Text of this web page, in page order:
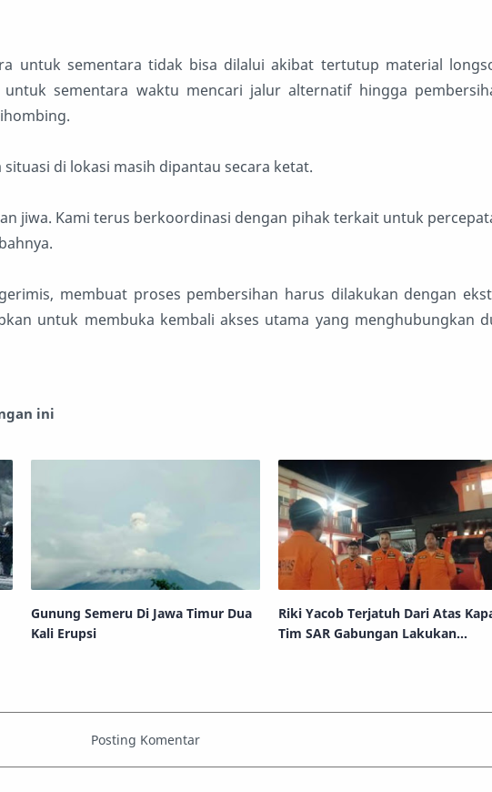
untuk sementara tidak bisa dilalui akibat tertutup material
untuk sementara waktu mencari jalur alternatif hingga
situasi di lokasi masih dipantau secara ketat.
jiwa. Kami terus berkoordinasi dengan pihak terkait untuk
membuat proses pembersihan harus dilakukan dengan
untuk membuka kembali akses utama yang menghubungkan
ini
Gunung Semeru Di Jawa Timur Dua
Kali Erupsi
Riki Yacob Terjatuh Dari Atas
Tim SAR Gabungan Lakukan